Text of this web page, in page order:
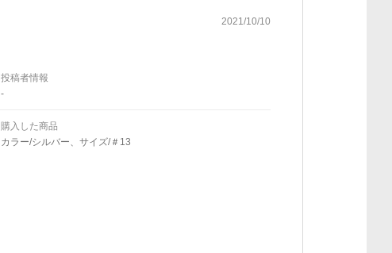
2021/10/10
投稿者情報
-
購入した商品
カラー/シルバー、サイズ/＃13